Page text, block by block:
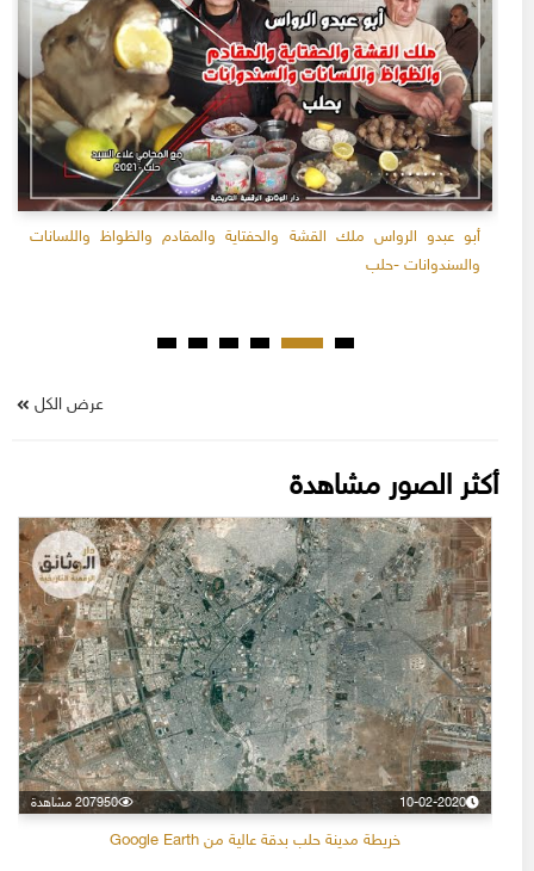
أبو عبدو الرواس ملك القشة والحفتاية والمقادم والظواظ واللسانات
والسندوانات -حلب
عرض الكل
أكثر الصور مشاهدة
10-02-2020 207950 مشاهدة
خريطة مدينة حلب بدقة عالية من Google Earth